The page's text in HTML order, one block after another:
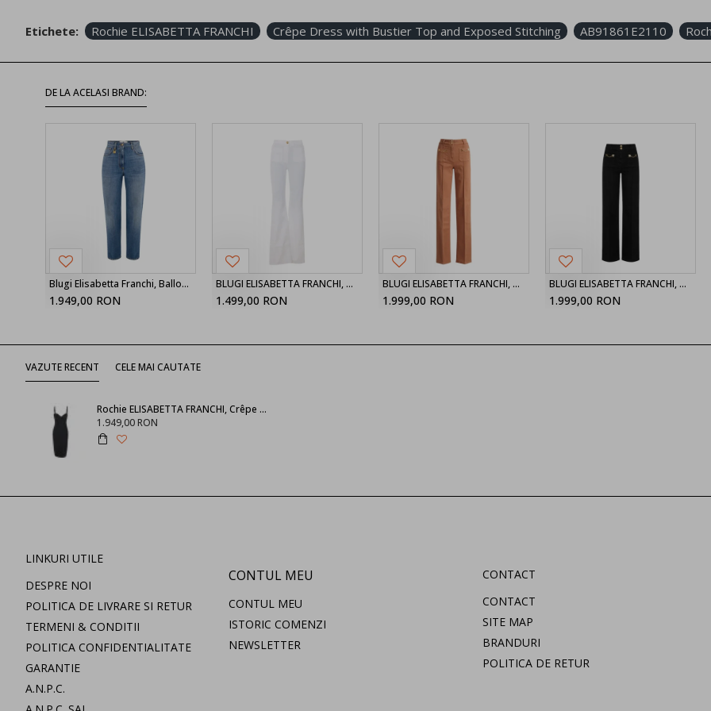
Etichete: Rochie ELISABETTA FRANCHI Crêpe Dress with Bustier Top and Exposed Stitching AB91861E2110
DE LA ACELASI BRAND:
Blugi Elisabetta Franchi, Balloon jeans, Blue
1.949,00 RON
BLUGI ELISABETTA FRANCHI, High Waist, logo-button trousers, Alb
1.499,00 RON
BLUGI ELISABETTA FRANCHI, High Waist, Maro
1.999,00 RON
BLUGI ELISABETTA FRANCHI, High Waist, Negru
1.999,00 RON
VAZUTE RECENT CELE MAI CAUTATE
Rochie ELISABETTA FRANCHI, Crêpe Dress with Bustier Top and Exposed Stitching
1.949,00 RON
LINKURI UTILE
DESPRE NOI
POLITICA DE LIVRARE SI RETUR
TERMENI & CONDITII
POLITICA CONFIDENTIALITATE
GARANTIE
A.N.P.C.
CONTUL MEU
CONTUL MEU
ISTORIC COMENZI
NEWSLETTER
CONTACT
CONTACT
SITE MAP
BRANDURI
POLITICA DE RETUR